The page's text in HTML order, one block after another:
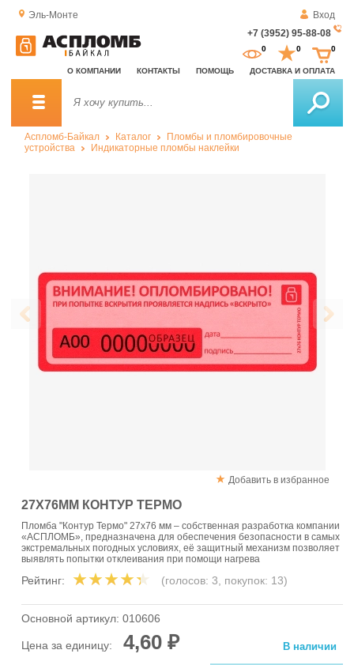
Эль-Монте
Вход
+7 (3952) 95-88-08
О КОМПАНИИ КОНТАКТЫ ПОМОЩЬ ДОСТАВКА И ОПЛАТА
0 0 0
Аспломб-Байкал Каталог
Пломбы и пломбировочные
устройства
Индикаторные пломбы наклейки
Добавить в избранное
27Х76ММ КОНТУР ТЕРМО
Пломба "Контур Термо" 27х76 мм – собственная разработка компании
«АСПЛОМБ», предназначена для обеспечения безопасности в самых
экстремальных погодных условиях, её защитный механизм позволяет
выявлять попытки отклеивания при помощи нагрева
Рейтинг: (голосов: 3, покупок: 13)
Основной артикул: 010606
Цена за единицу: 4,60 ₽ В наличии